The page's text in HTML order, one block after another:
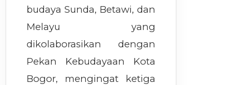
budaya Sunda, Betawi, dan
Melayu yang
dikolaborasikan dengan
Pekan Kebudayaan Kota
Bogor, mengingat ketiga